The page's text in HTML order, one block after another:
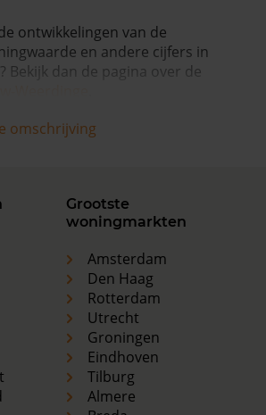
ontwikkelingen van de
en andere cijfers in
Bekijk dan de pagina over de
omschrijving
Grootste
woningmarkten
Amsterdam
Den Haag
Rotterdam
Utrecht
Groningen
Eindhoven
Tilburg
Almere